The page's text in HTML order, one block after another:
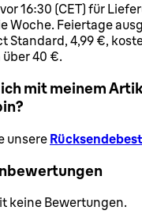
16:30 (CET) für
Woche. Feiertage
Standard, 4,99 €,
40 €.
ich mit meinem
unsere
keine Bewertungen.